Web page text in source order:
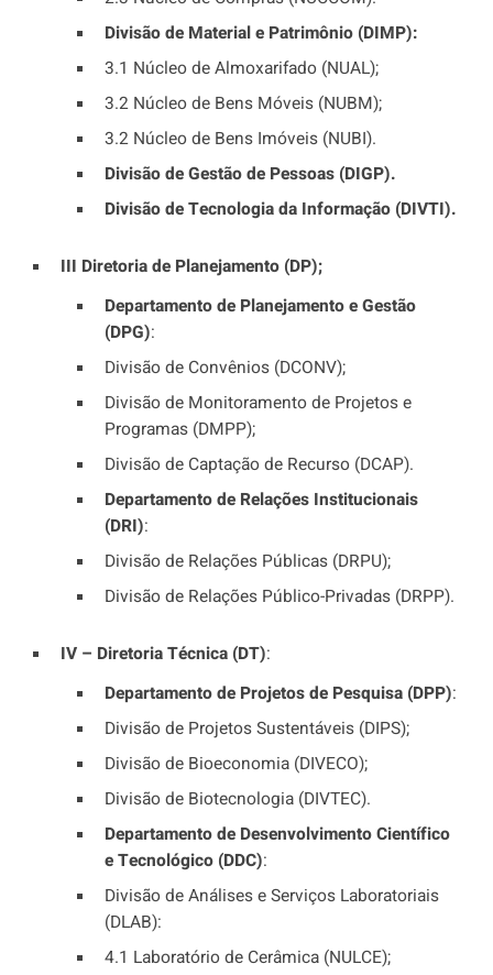
Divisão de Material e Patrimônio (DIMP):
3.1 Núcleo de Almoxarifado (NUAL);
3.2 Núcleo de Bens Móveis (NUBM);
3.2 Núcleo de Bens Imóveis (NUBI).
Divisão de Gestão de Pessoas (DIGP).
Divisão de Tecnologia da Informação (DIVTI).
III Diretoria de Planejamento (DP);
Departamento de Planejamento e Gestão
(DPG):
Divisão de Convênios (DCONV);
Divisão de Monitoramento de Projetos e
Programas (DMPP);
Divisão de Captação de Recurso (DCAP).
Departamento de Relações Institucionais
(DRI):
Divisão de Relações Públicas (DRPU);
Divisão de Relações Público-Privadas (DRPP).
IV – Diretoria Técnica (DT):
Departamento de Projetos de Pesquisa (DPP):
Divisão de Projetos Sustentáveis (DIPS);
Divisão de Bioeconomia (DIVECO);
Divisão de Biotecnologia (DIVTEC).
Departamento de Desenvolvimento Científico
e Tecnológico (DDC):
Divisão de Análises e Serviços Laboratoriais
(DLAB):
4.1 Laboratório de Cerâmica (NULCE);